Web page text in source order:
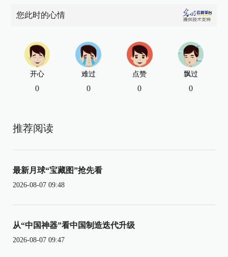
您此时的心情
开心
0
难过
0
点赞
0
飘过
0
推荐阅读
最新月球“宝藏图”抢先看
2026-08-07 09:48
从“中国神器”看中国制造迭代升级
2026-08-07 09:47